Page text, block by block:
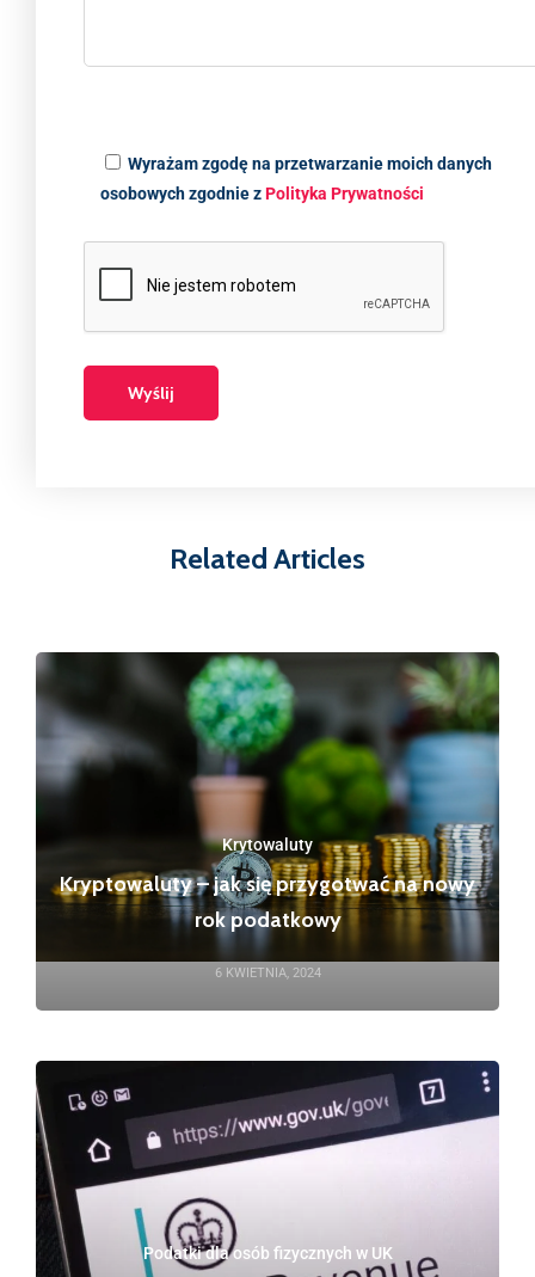
Wyrażam zgodę na przetwarzanie moich danych
osobowych zgodnie zPolityka Prywatności
Related Articles
Krytowaluty
Kryptowaluty – jak się przygotwać na nowy
rok podatkowy
6 KWIETNIA, 2024
Podatki dla osób fizycznych w UK